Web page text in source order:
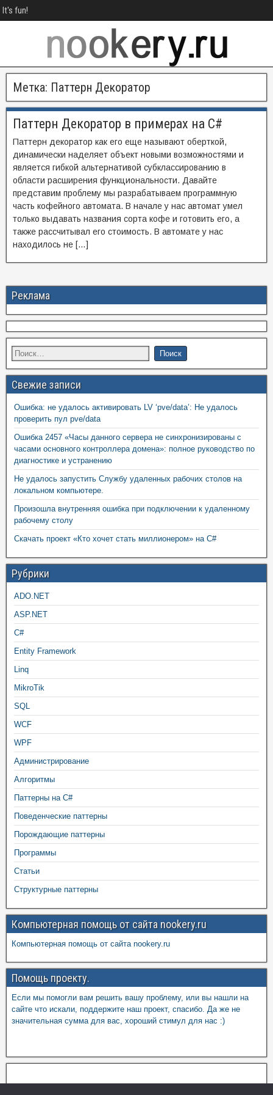
It's fun!
Метка: Паттерн Декоратор
Паттерн Декоратор в примерах на C#
Паттерн декоратор как его еще называют оберткой,
динамически наделяет объект новыми возможностями и
является гибкой альтернативой субклассированию в
области расширения функциональности. Давайте
представим проблему мы разрабатываем программную
часть кофейного автомата. В начале у нас автомат умел
только выдавать названия сорта кофе и готовить его, а
также рассчитывал его стоимость. В автомате у нас
находилось не […]
Реклама
Свежие записи
Ошибка: не удалось активировать LV ‘pve/data’: Не удалось
проверить пул pve/data
Ошибка 2457 «Часы данного сервера не синхронизированы с
часами основного контроллера домена»: полное руководство по
диагностике и устранению
Не удалось запустить Службу удаленных рабочих столов на
локальном компьютере.
Произошла внутренняя ошибка при подключении к удаленному
рабочему столу
Скачать проект «Кто хочет стать миллионером» на C#
Рубрики
ADO.NET
ASP.NET
C#
Entity Framework
Linq
MikroTik
SQL
WCF
WPF
Администрирование
Алгоритмы
Паттерны на C#
Поведенческие паттерны
Порождающие паттерны
Программы
Статьи
Структурные паттерны
Компьютерная помощь от сайта nookery.ru
Компьютерная помощь от сайта nookery.ru
Помощь проекту.
Если мы помогли вам решить вашу проблему, или вы нашли на
сайте что искали, поддержите наш проект, спасибо. Да же не
значительная сумма для вас, хороший стимул для нас :)